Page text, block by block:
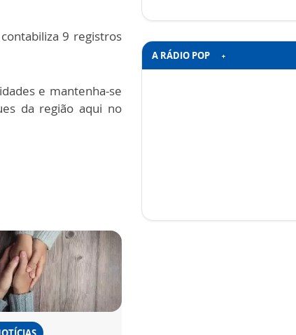
9 registros
e mantenha-se
da região aqui no
A RÁDIO POP